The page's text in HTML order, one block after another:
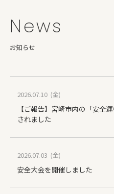
News
お知らせ
2026.07.10 (金)
【ご報告】宮崎市内の「安全
されました
2026.07.03 (金)
安全大会を開催しました